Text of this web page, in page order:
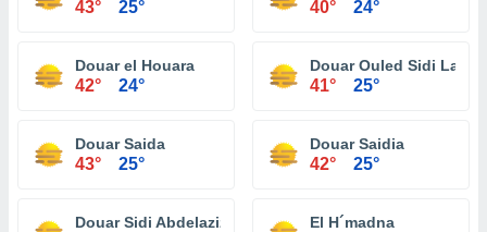
43° 25° 40° 24°
Douar el Houara
42° 24°
Douar Ouled Sidi
41° 25°
Douar Saida
43° 25°
Douar Saidia
42° 25°
Douar Sidi Abdelaziz El H´madna